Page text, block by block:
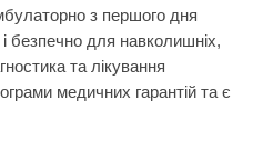
з першого дня
безпечно для навколишніх,
та лікування
медичних гарантій та є